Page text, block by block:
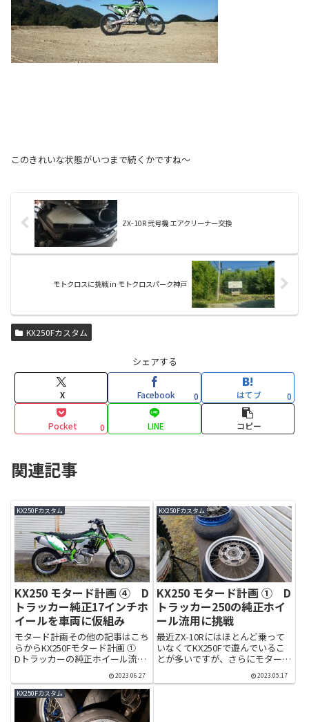
このきれいな状態がいつまで続くかですね～
ZX-10R 弐号機 エアクリーナー交換
モトクロスに挑戦 in モトクロスパーク神戸
KX250Fカスタム
シェアする
X Facebook 0 はてブ 0
Pocket 0 LINE コピー
関連記事
KX250Fカスタム
KX250 モタード計画 ④ D
トラッカー純正17インチホ
イールを車両に仮組み
モタード計画その他の記事はこち
らからKX250Fモタード計画 ①
Dトラッカーの純正ホイール流用
に挑戦KX250Fモタード計画 ②
EXCELリムスポークセットでホイ
ール組み立てKX250Fモタード計
画 ③ 中古タイヤの取り付け
KX250F...
2023.06.27
KX250Fカスタム
KX250 モタード計画 ① D
トラッカー250の純正ホイ
ール流用に挑戦
最近ZX-10Rにはほとんど乗って
いなくてKX250Fで遊んでいるこ
とが多いですが、さらにモタード
も面白そうって事で17インチ化
計画に挑戦してみます。中古の17
2023.05.17
KX250Fカスタム